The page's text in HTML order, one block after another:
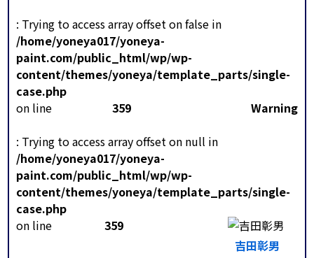
: Trying to access array offset on false in
/home/yoneya017/yoneya-
paint.com/public_html/wp/wp-
content/themes/yoneya/template_parts/single-
case.php
on line
359
Warning
: Trying to access array offset on null in
/home/yoneya017/yoneya-
paint.com/public_html/wp/wp-
content/themes/yoneya/template_parts/single-
case.php
on line
359
吉田彰男